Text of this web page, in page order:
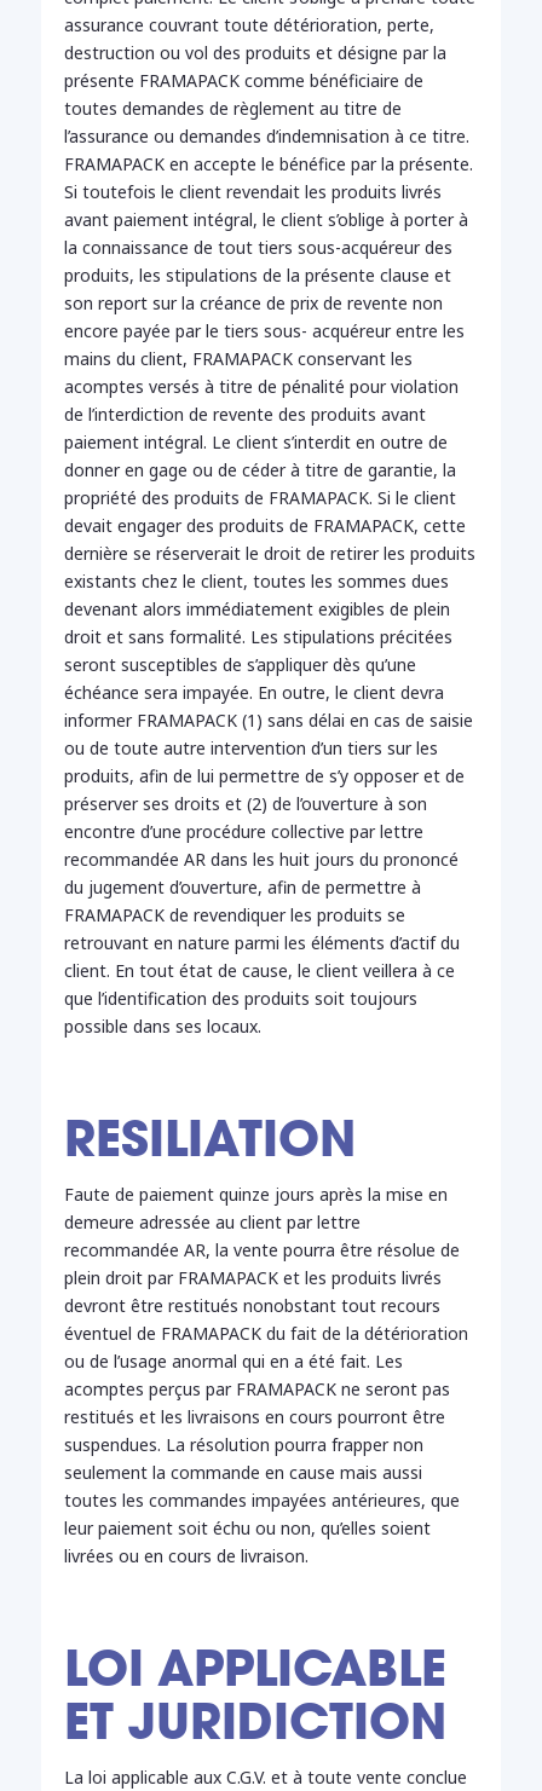
assurance couvrant toute détérioration, perte,
destruction ou vol des produits et désigne par la
présente FRAMAPACK comme bénéficiaire de
toutes demandes de règlement au titre de
l’assurance ou demandes d’indemnisation à ce titre.
FRAMAPACK en accepte le bénéfice par la présente.
Si toutefois le client revendait les produits livrés
avant paiement intégral, le client s’oblige à porter à
la connaissance de tout tiers sous-acquéreur des
produits, les stipulations de la présente clause et
son report sur la créance de prix de revente non
encore payée par le tiers sous- acquéreur entre les
mains du client, FRAMAPACK conservant les
acomptes versés à titre de pénalité pour violation
de l’interdiction de revente des produits avant
paiement intégral. Le client s’interdit en outre de
donner en gage ou de céder à titre de garantie, la
propriété des produits de FRAMAPACK. Si le client
devait engager des produits de FRAMAPACK, cette
dernière se réserverait le droit de retirer les produits
existants chez le client, toutes les sommes dues
devenant alors immédiatement exigibles de plein
droit et sans formalité. Les stipulations précitées
seront susceptibles de s’appliquer dès qu’une
échéance sera impayée. En outre, le client devra
informer FRAMAPACK (1) sans délai en cas de saisie
ou de toute autre intervention d’un tiers sur les
produits, afin de lui permettre de s’y opposer et de
préserver ses droits et (2) de l’ouverture à son
encontre d’une procédure collective par lettre
recommandée AR dans les huit jours du prononcé
du jugement d’ouverture, afin de permettre à
FRAMAPACK de revendiquer les produits se
retrouvant en nature parmi les éléments d’actif du
client. En tout état de cause, le client veillera à ce
que l’identification des produits soit toujours
possible dans ses locaux.
RESILIATION
Faute de paiement quinze jours après la mise en
demeure adressée au client par lettre
recommandée AR, la vente pourra être résolue de
plein droit par FRAMAPACK et les produits livrés
devront être restitués nonobstant tout recours
éventuel de FRAMAPACK du fait de la détérioration
ou de l’usage anormal qui en a été fait. Les
acomptes perçus par FRAMAPACK ne seront pas
restitués et les livraisons en cours pourront être
suspendues. La résolution pourra frapper non
seulement la commande en cause mais aussi
toutes les commandes impayées antérieures, que
leur paiement soit échu ou non, qu’elles soient
livrées ou en cours de livraison.
LOI APPLICABLE
ET JURIDICTION
La loi applicable aux C.G.V. et à toute vente conclue